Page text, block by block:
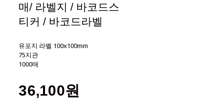
매/ 라벨지 / 바코드스
티커 / 바코드라벨
유포지 라벨 100x100mm
75지관
1000매
36,100원